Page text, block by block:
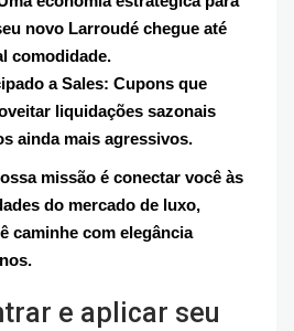
novo Larroudé chegue até
comodidade.
a Sales: Cupons que
liquidações sazonais
ainda mais agressivos.
missão é conectar você às
do mercado de luxo,
caminhe com elegância
e aplicar seu